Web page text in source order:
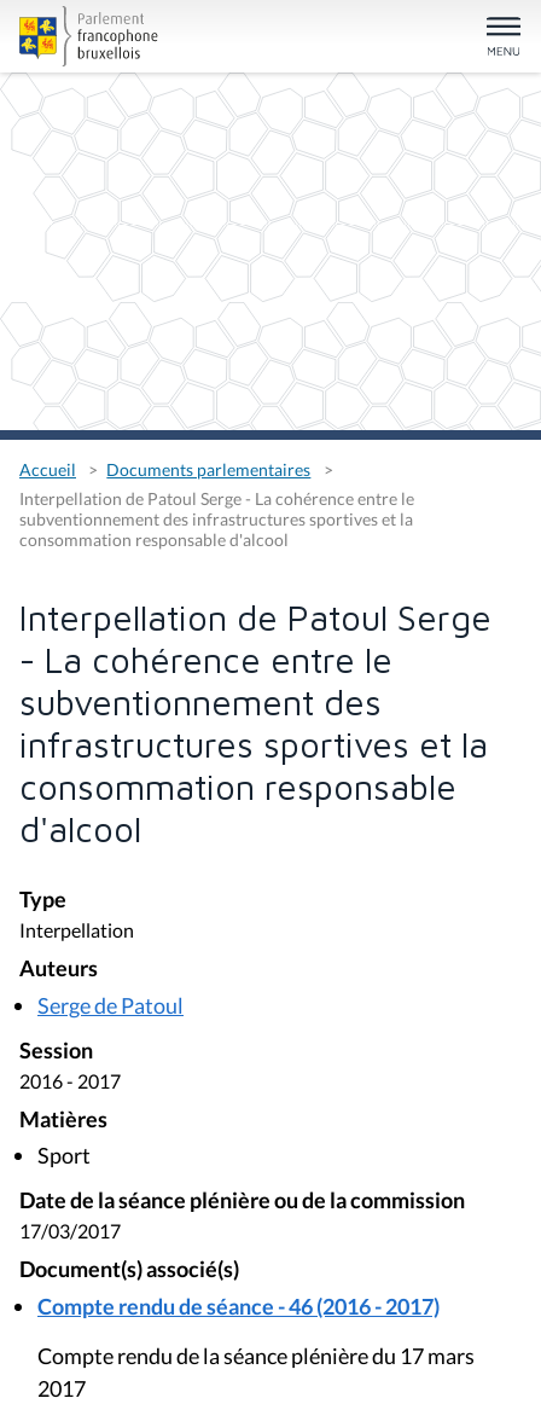
Accueil
Documents parlementaires
Interpellation de Patoul Serge - La cohérence entre le
subventionnement des infrastructures sportives et la
consommation responsable d'alcool
Interpellation de Patoul Serge
- La cohérence entre le
subventionnement des
infrastructures sportives et la
consommation responsable
d'alcool
Type
Interpellation
Auteurs
Serge de Patoul
Session
2016 - 2017
Matières
Sport
Date de la séance plénière ou de la commission
17/03/2017
Document(s) associé(s)
Compte rendu de séance - 46 (2016 - 2017)
Compte rendu de la séance plénière du 17 mars
2017